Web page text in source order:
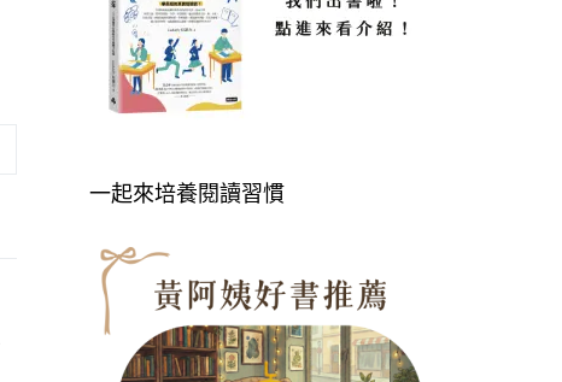
一起來培養閱讀習慣